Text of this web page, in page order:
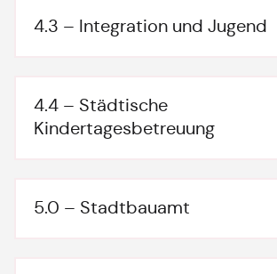
4.3 – Integration und Jugend
4.4 – Städtische
Kindertagesbetreuung
5.0 – Stadtbauamt